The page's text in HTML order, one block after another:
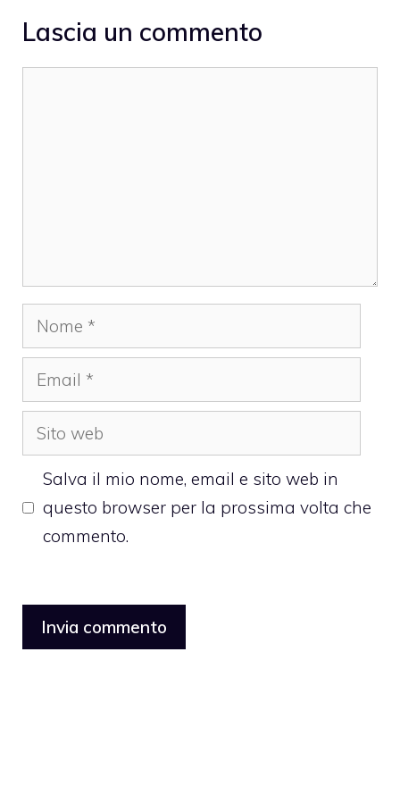
Lascia un commento
Nome
Email
Sito
web
Salva il mio nome, email e sito web in
questo browser per la prossima volta che
commento.